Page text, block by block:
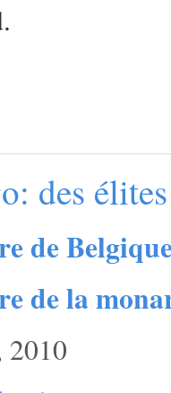
des
de
de la
2010